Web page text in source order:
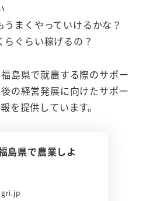
うまくやっていけるかな？
ぐらい稼げるの？
島県で就農する際のサポー
の経営発展に向けたサポー
を提供しています。
島県で農業しよ